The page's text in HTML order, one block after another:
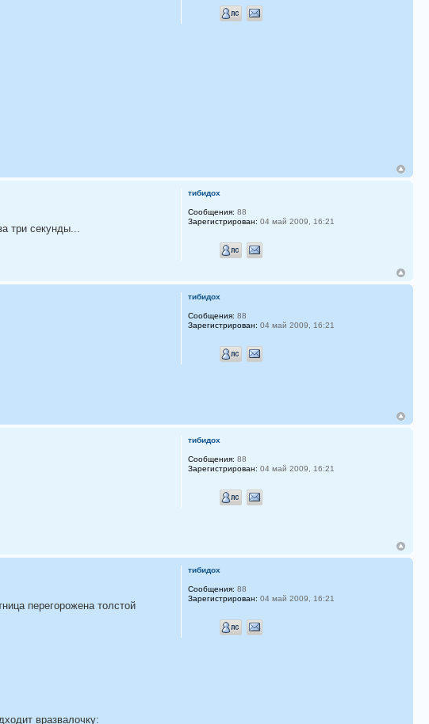
три секунды...
тибидох
Сообщения: 88
Зарегистрирован: 04 май 2009, 16:21
тибидох
Сообщения: 88
Зарегистрирован: 04 май 2009, 16:21
тибидох
Сообщения: 88
Зарегистрирован: 04 май 2009, 16:21
перегорожена толстой
вразвалочку:
тибидох
Сообщения: 88
Зарегистрирован: 04 май 2009, 16:21